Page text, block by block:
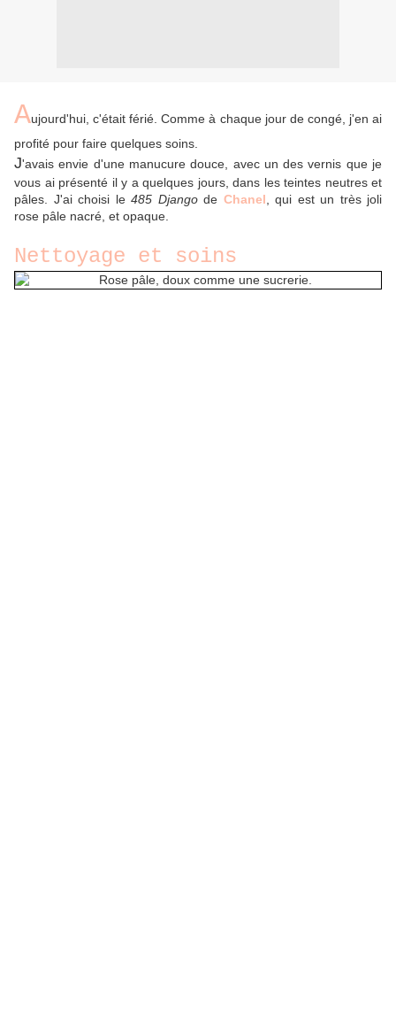
Aujourd'hui, c'était férié. Comme à chaque jour de congé, j'en ai
profité pour faire quelques soins.
J'avais envie d'une manucure douce, avec un des vernis que je
vous ai présenté il y a quelques jours, dans les teintes neutres et
pâles. J'ai choisi le 485 Djangode Chanel , qui est un très joli
rose pâle nacré, et opaque.
Nettoyage et soins